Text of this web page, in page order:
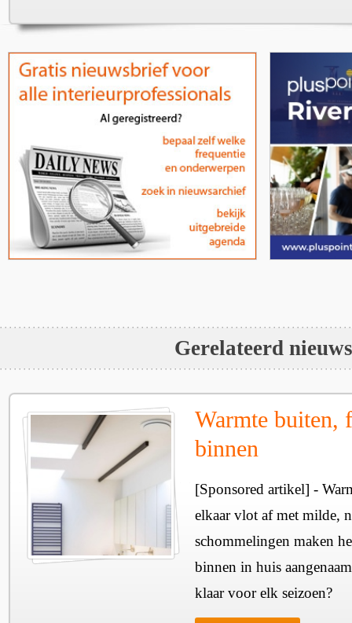
Gerelateerd nieuws
Warmte buiten,
binnen
[Sponsored artikel] -
elkaar vlot af met milde,
schommelingen maken
binnen in huis
klaar voor elk seizoen?